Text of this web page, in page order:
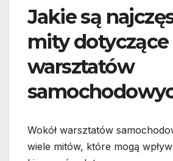
Jakie są
mity dotyczące
warsztatów
Wokół warsztatów
wiele mitów, które mogą